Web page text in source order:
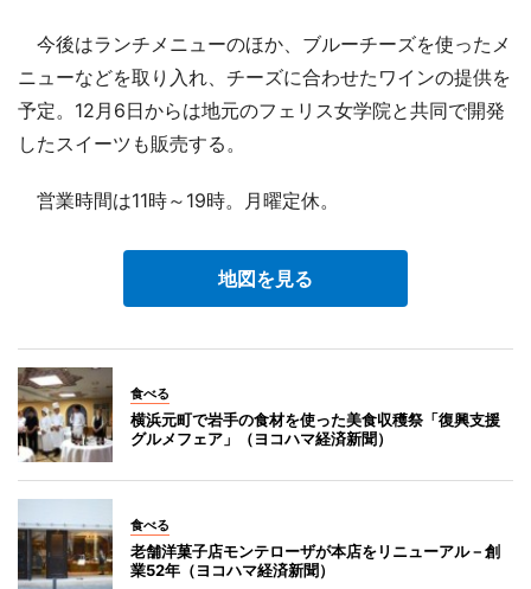
今後はランチメニューのほか、ブルーチーズを使ったメ
ニューなどを取り入れ、チーズに合わせたワインの提供を
予定。12月6日からは地元のフェリス女学院と共同で開発
したスイーツも販売する。
営業時間は11時～19時。月曜定休。
地図を見る
食べる
横浜元町で岩手の食材を使った美食収穫祭「復興支援
グルメフェア」（ヨコハマ経済新聞）
食べる
老舗洋菓子店モンテローザが本店をリニューアル－創
業52年（ヨコハマ経済新聞）